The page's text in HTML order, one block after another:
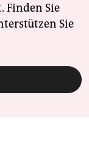
Finden Sie
Sie